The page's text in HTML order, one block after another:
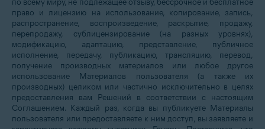
по всему миру, не подлежащее отзыву, бессрочное и бесплатное
право и лицензию на использование, копирование, запись,
распространение, воспроизведение, раскрытие, продажу,
перепродажу, сублицензирование (на разных уровнях),
модификацию, адаптацию, представление, публичное
исполнение, передачу, публикацию, трансляцию, перевод,
получение производных материалов или любое другое
использование Материалов пользователя (а также их
производных) целиком или частично исключительно в целях
предоставления вам Решений в соответствии с настоящим
Соглашением. Каждый раз, когда вы публикуете Материалы
пользователя или предоставляете к ним доступ, вы заявляете и